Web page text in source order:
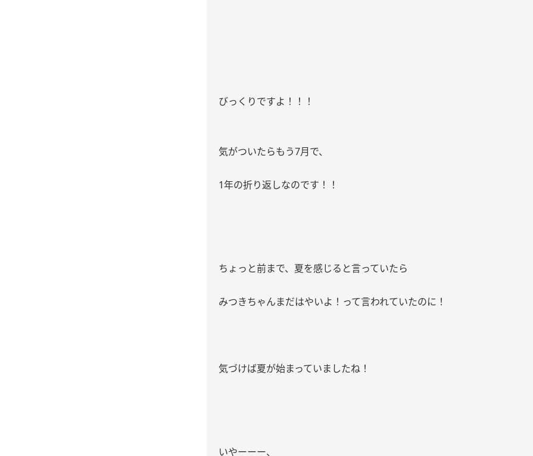
びっくりですよ！！！
気がついたらもう7月で、
1年の折り返しなのです！！
ちょっと前まで、夏を感じると言っていたら
みつきちゃんまだはやいよ！って言われていたのに！
気づけば夏が始まっていましたね！
いやーーー、